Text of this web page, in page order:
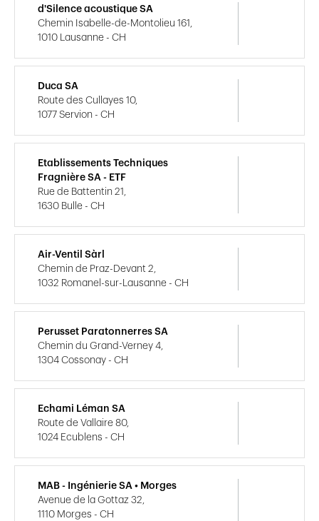
d'Silence acoustique SA
Chemin Isabelle-de-Montolieu 161,
1010 Lausanne - CH
Duca SA
Route des Cullayes 10,
1077 Servion - CH
Etablissements Techniques
Fragnière SA - ETF
Rue de Battentin 21,
1630 Bulle - CH
Air-Ventil Sàrl
Chemin de Praz-Devant 2,
1032 Romanel-sur-Lausanne - CH
Perusset Paratonnerres SA
Chemin du Grand-Verney 4,
1304 Cossonay - CH
Echami Léman SA
Route de Vallaire 80,
1024 Ecublens - CH
MAB - Ingénierie SA • Morges
Avenue de la Gottaz 32,
1110 Morges - CH